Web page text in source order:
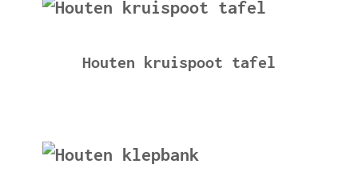
Houten kruispoot tafel